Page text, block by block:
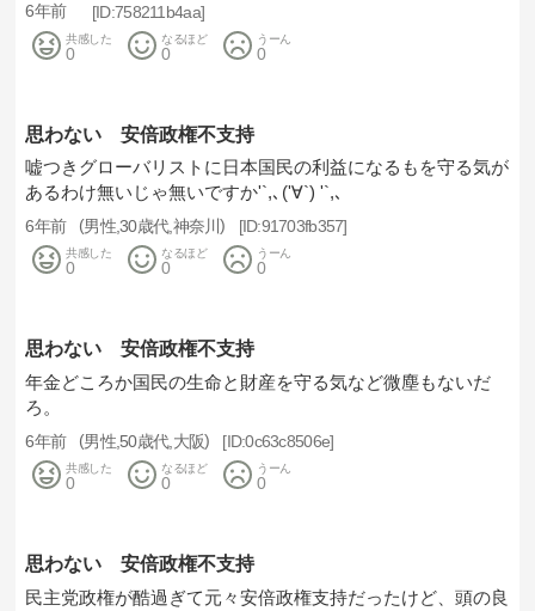
6年前 758211b4aa
共感した
0
なるほど
0
うーん
0
思わない 安倍政権不支持
嘘つきグローバリストに日本国民の利益になるもを守る気が
あるわけ無いじゃ無いですか'`,､('∀`) '`,､
6年前 男性 30歳代 神奈川 91703fb357
共感した
0
なるほど
0
うーん
0
思わない 安倍政権不支持
年金どころか国民の生命と財産を守る気など微塵もないだ
ろ。
6年前 男性 50歳代 大阪 0c63c8506e
共感した
0
なるほど
0
うーん
0
思わない 安倍政権不支持
民主党政権が酷過ぎて元々安倍政権支持だったけど、頭の良